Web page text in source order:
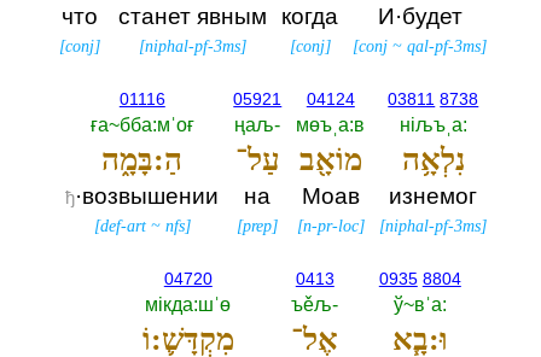
И·будет
[conj ~qal-pf-3ms]
когда
[conj]
станет явным
[niphal-pf-3ms]
что
[conj]
03811 8738
нiљъˌа:‎
נִלְאָ֥ה
изнемог
[niphal-pf-3ms]
04124
мөъˌа:в
מוֹאָ֖ב
Моав
[n-pr-loc]
05921
ңаљ-‎
עַל־
на
[prep]
01116
ға~бба:мˈоғ
הַ:בָּמָ֑ה
ђ·возвышении
[def-art~ nfs]
0935 8804
ў~вˈа:‎
וּ:בָ֧א
0413
ъěљ-‎
אֶל־
04720
мiкда:шˈө
מִקְדָּשׁ֛:וֹ